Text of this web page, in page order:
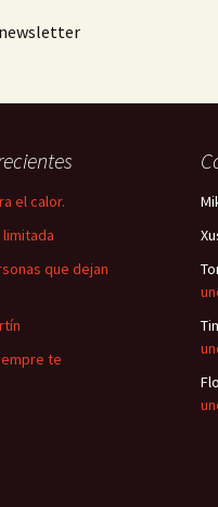
el calor.
que dejan
te